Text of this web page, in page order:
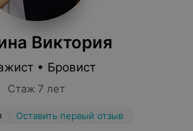
Виктория
• Бровист
Стаж 7 лет
Оставить первый отзыв